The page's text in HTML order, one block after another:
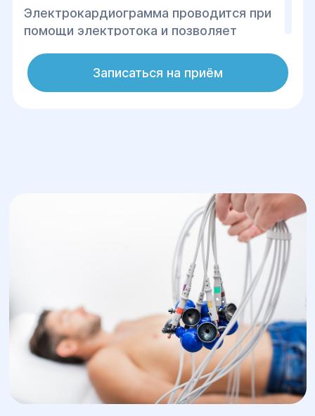
Электрокардиограмма проводится при
помощи электротока и позволяет
также – интервалы его сокращения и
расслабленного состояния. ЭКГ – это
электрокардиограммы, которые выдает
врач после обследования,
демонстрируют нормальное состояние
сердца или же различные нарушения.
Причина появления заболевания при
этом не устанавливается.
Записаться на приём